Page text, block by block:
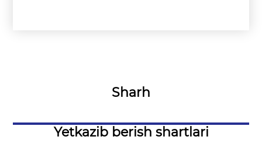
Sharh
Yetkazib berish shartlari